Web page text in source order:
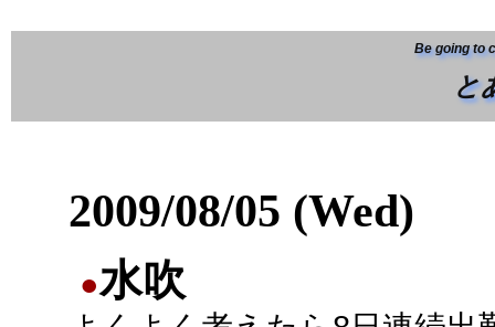
Be going to
と
2009/08/05 (Wed)
●水吹